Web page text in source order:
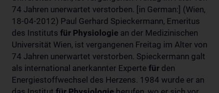
74 Jahren unerwartet verstorben. [in German:] (Wien,
18-04-2012) Paul Gerhard Spieckermann, Emeritus
des Instituts für Physiologie an der Medizinischen
Universität Wien, ist vergangenen Freitag im Alter von
74 Jahren unerwartet verstorben. Spieckermann galt
als international anerkannter Experte für den
Energiestoffwechsel des Herzens. 1984 wurde er an